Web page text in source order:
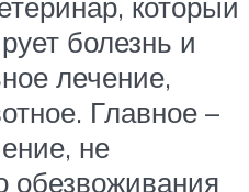
который
болезнь и
лечение,
Главное –
не
обезвоживания